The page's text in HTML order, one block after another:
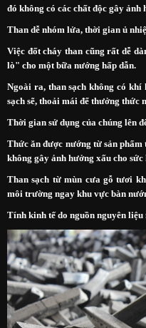
đó không có các chất độc gây ảnh
Than dễ nhóm lửa, thời gian ủ
Việc đốt cháy than cũng rất dễ
lò" cho một bữa nướng hấp dẫn.
Ngoài ra, than sạch không có
sạch sẽ, thoải mái để thưởng thức
Thời gian sử dụng của chúng lên
Thức ăn được nướng từ sản phẩm
không gây ảnh hưởng xấu cho sức
Than sạch từ mùn cưa gỗ tươi
môi trường ngay khu vực bàn
Tính kinh tế do nguồn nguyên liệu